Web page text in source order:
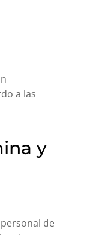
a las
y
de